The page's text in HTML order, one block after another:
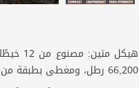
66,200 رطل، ومغطى بطبقة من البوليستر، وهو مقاوم للصدأ.